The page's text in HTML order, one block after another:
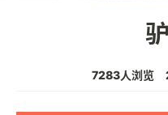
7283人浏览